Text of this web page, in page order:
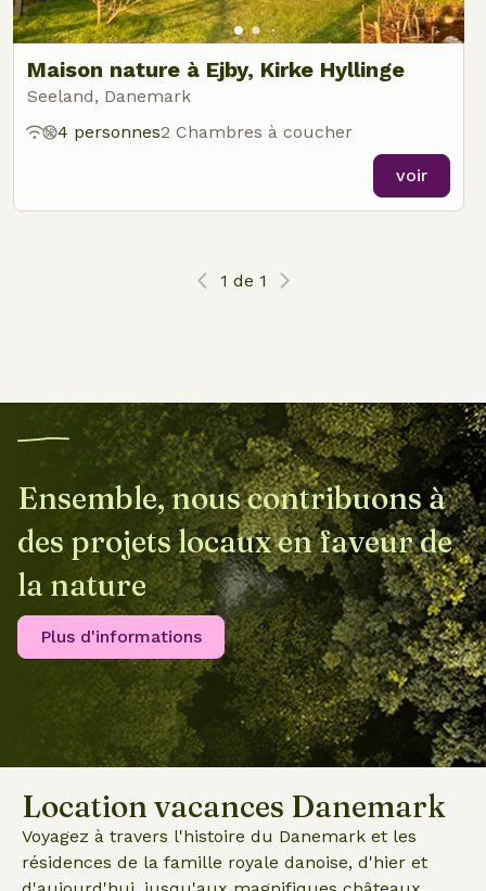
Maison nature à Ejby, Kirke Hyllinge
Seeland, Danemark
4 personnes2 Chambres à coucher
voir
1 de 1
Ensemble, nous contribuons à
des projets locaux en faveur de
la nature
Plus d'informations
Location vacances Danemark
Voyagez à travers l'histoire du Danemark et les
résidences de la famille royale danoise, d'hier et